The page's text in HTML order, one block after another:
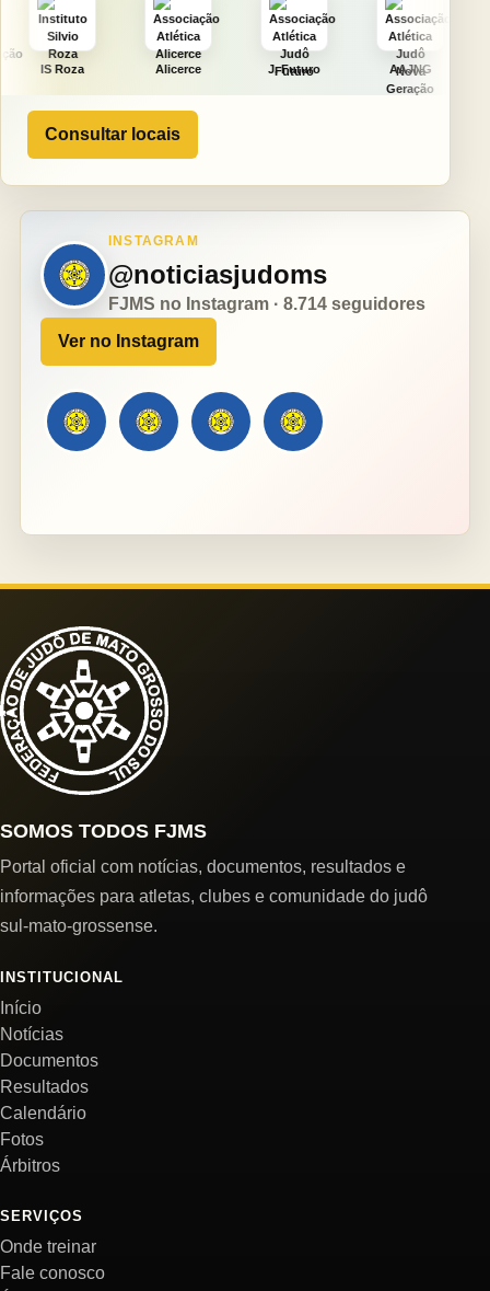
Alicerce J. Futuro AAJNG TSURU
Consultar locais
INSTAGRAM
@noticiasjudoms
FJMS no Instagram · 8.714 seguidores
Ver no Instagram
SOMOS TODOS FJMS
Portal oficial com notícias, documentos, resultados e
informações para atletas, clubes e comunidade do judô
sul-mato-grossense.
INSTITUCIONAL
Início
Notícias
Documentos
Resultados
Calendário
Fotos
Árbitros
SERVIÇOS
Onde treinar
Fale conosco